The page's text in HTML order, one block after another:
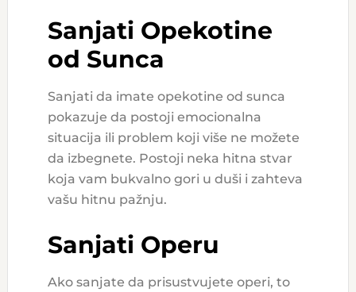
Sanjati Opekotine
od Sunca
Sanjati da imate opekotine od sunca
pokazuje da postoji emocionalna
situacija ili problem koji više ne možete
da izbegnete. Postoji neka hitna stvar
koja vam bukvalno gori u duši i zahteva
vašu hitnu pažnju.
Sanjati Operu
Ako sanjate da prisustvujete operi, to